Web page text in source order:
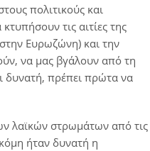
πολιτικούς και
τις αιτίες της
Ευρωζώνη) και την
να μας βγάλουν από τη
δυνατή, πρέπει πρώτα να
λαϊκών στρωμάτων από τις
ήταν δυνατή η